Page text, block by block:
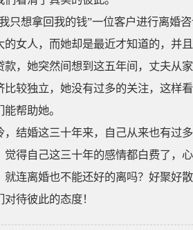
只想拿回我的钱”一位客户进行离婚
女人，而她却是最近才知道的，并
款，她突然间想到这五年间，丈夫从
比较独立，她没有过多的关注，这样
帮助她。
，结婚这三十年来，自己从来也有过
觉得自己这三十年的感情都白费了，
就连离婚也不能还好的离吗？好聚好
待彼此的态度！